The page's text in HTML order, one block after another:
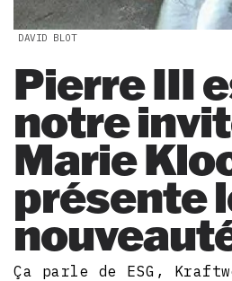
DAVID BLOT
Pierre III
notre
Marie
présente
Ça parle de ESG,